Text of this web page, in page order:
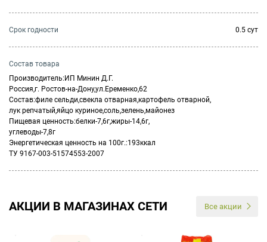
Cрок годности 0.5 сут
Состав товара
Производитель:ИП Минин Д.Г.
Россия,г. Ростов-на-Дону,ул.Еременко,62
Состав:филе сельди,свекла отварная,картофель отварной,
лук репчатый,яйцо куриное,соль,зелень,майонез
Пищевая ценность:белки-7,6г,жиры-14,6г,
углеводы-7,8г
Энергетическая ценность на 100г.:193ккал
ТУ 9167-003-51574553-2007
АКЦИИ В МАГАЗИНАХ СЕТИ Все акции